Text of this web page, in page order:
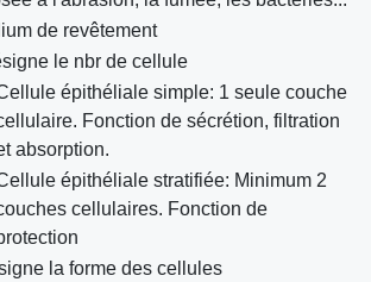
de revêtement
le nbr de cellule
épithéliale simple: 1 seule couche
Fonction de sécrétion, filtration
absorption.
épithéliale stratifiée: Minimum 2
cellulaires. Fonction de
la forme des cellules